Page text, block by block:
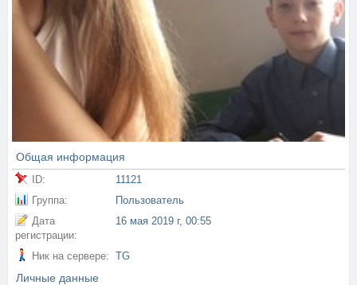
Общая информация
ID:
11121
Группа:
Пользователь
Дата
регистрации:
16 мая 2019 г, 00:55
Ник на сервере: TG
Личные данные